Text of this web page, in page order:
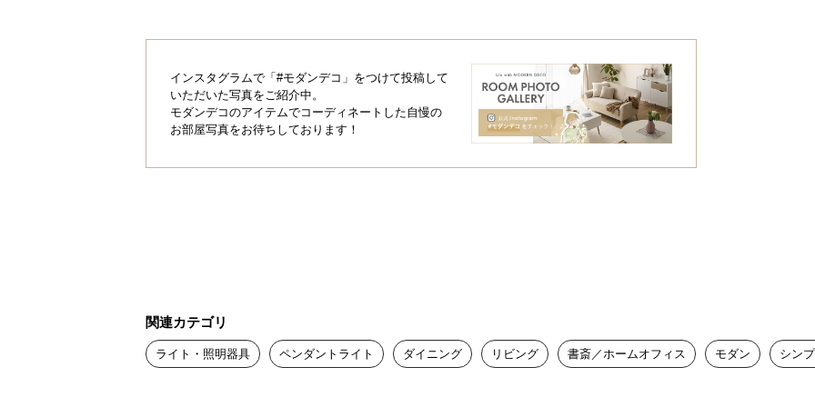
配線器具や余分なコードをきれいに隠し、真下からも美しいシルエットを楽し
めます。
インスタグラムで「#モダンデコ」をつけて投稿して
いただいた写真をご紹介中。
モダンデコのアイテムでコーディネートした自慢の
お部屋写真をお待ちしております！
関連カテゴリ
ライト・照明器具 ペンダントライト ダイニング リビング 書斎／ホームオフィス モダン シン